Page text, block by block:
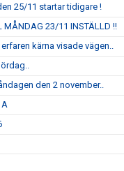
25/11 startar tidigare !
MÅNDAG 23/11 INSTÄLLD !!
kärna visade vägen..
den 2 november..